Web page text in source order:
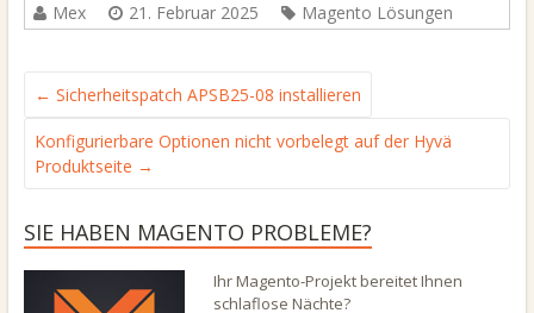
Mex 21. Februar 2025 Magento Lösungen
← Sicherheitspatch APSB25-08 installieren
Konfigurierbare Optionen nicht vorbelegt auf der Hyvä
Produktseite →
SIE HABEN MAGENTO PROBLEME?
Ihr Magento-Projekt bereitet Ihnen
schlaflose Nächte?